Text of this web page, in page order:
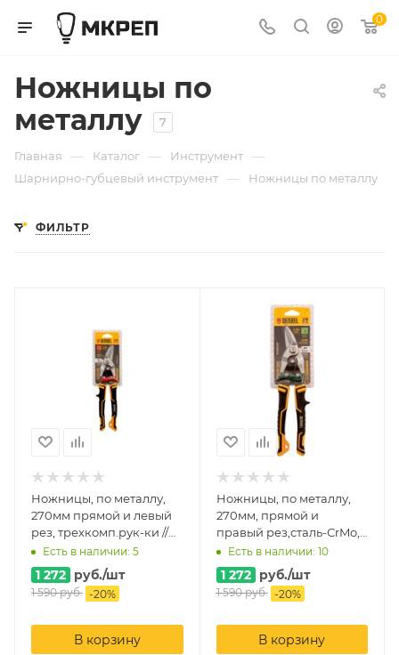
0
Ножницы по
металлу
7
Главная — Каталог — Инструмент —
Шарнирно-губцевый инструмент — Ножницы по металлу
ФИЛЬТР
Ножницы, по металлу,
270мм прямой и левый
рез, трехкомп.рук-ки //
Denzel
Есть в наличии: 5
1 272 руб./шт
1 590руб. -20%
В корзину
Ножницы, по металлу,
270мм, прямой и
правый рез,сталь-СrMo,
трехкомп.рук-ки //
Denzel
Есть в наличии: 10
1 272 руб./шт
1 590руб. -20%
В корзину